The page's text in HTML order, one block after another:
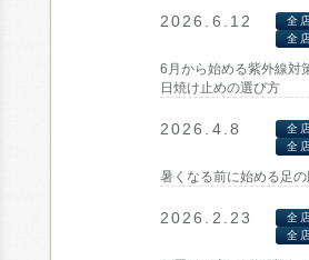
2026.6.12
全
全
6月から始める紫外線対
日焼け止めの選び方
2026.4.8
全
全
暑くなる前に始める足
2026.2.23
全
全